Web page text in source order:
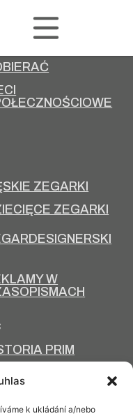
k ukládání a/nebo
ZEGARKI
ZEGARKI
W
PRIM